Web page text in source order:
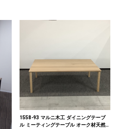
1558-93 マルニ木工 ダイニングテーブ
ル ミーティングテーブル オーク材天然